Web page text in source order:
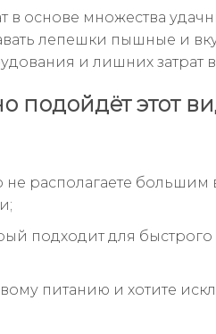
основе множества
лепешки пышные и
и лишних затрат
подойдёт этот
не располагаете
подходит для быстрого
питанию и хотите